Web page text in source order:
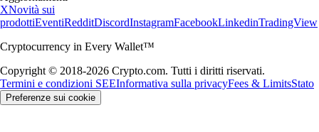
XNovità sui
prodottiEventiRedditDiscordInstagramFacebookLinkedinTradingView
Cryptocurrency in Every Wallet™
Copyright © 2018-2026 Crypto.com. Tutti i diritti riservati.
Termini e condizioni SEEInformativa sulla privacyFees & LimitsStato
Preferenze sui cookie